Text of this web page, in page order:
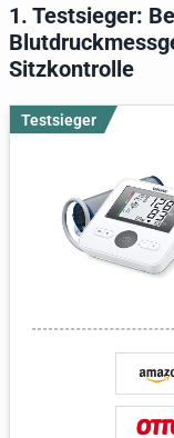
1. Testsieger:
Sitzkontrolle
Testsieger